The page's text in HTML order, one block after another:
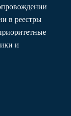
в реестры
и